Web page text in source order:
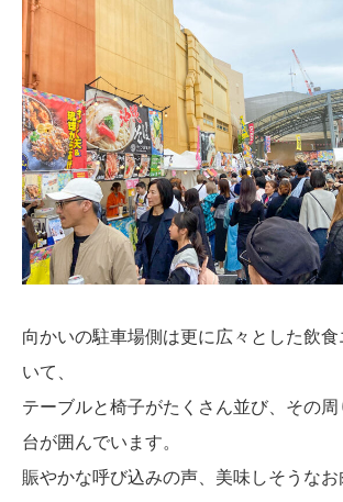
向かいの駐車場側は更に広々とした飲
いて、
テーブルと椅子がたくさん並び、その
台が囲んでいます。
賑やかな呼び込みの声、美味しそうな